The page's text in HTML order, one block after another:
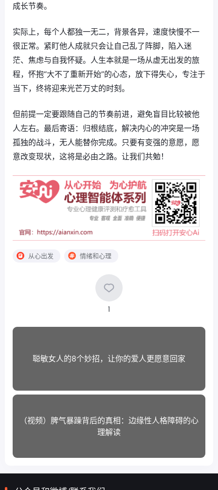
成长节奏。
实际上，每个人都独一无二，背景各异，速度快慢不一
很正常。紧盯他人成就只会让自己乱了阵脚，陷入迷
茫、焦虑与自我怀疑。人生本就是一场从虚无出发的旅
程，怀抱“大不了重新开始”的心态，放下得失心，专注于
当下，终将迎来光芒万丈的时刻。
但前提一定要跟随自己的节奏前进，避免盲目比较被他
人左右。最后寄语：归根结底，解决内心的冲突是一场
孤独的战斗，无人能替你完成。只要有变强的意愿，愿
意改变现状，这将是必由之路。让我们共勉！
从心出发 情绪和心理
1
聪敏女人的8个妙招，让你的爱人更愿意回家
（视频）脾气暴躁背后的真相：边缘性人格障碍的心
理解读